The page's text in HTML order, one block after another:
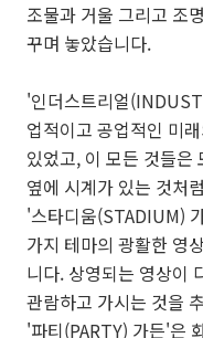
조물과 거울 그리고 조
꾸며 놓았습니다.
'인더스트리얼
업적이고 공업적인 미
있었고, 이 모든 것들은
옆에 시계가 있는 것처
'스타디움(STADIUM)
가지 테마의 광활한 영
니다. 상영되는 영상이
관람하고 가시는 것을
'파티(PARTY) 가든'은